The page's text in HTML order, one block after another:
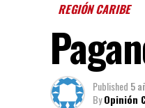
REGIÓN CARIBE
Published 5
ByOpinión